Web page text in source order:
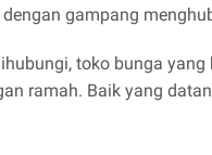
gampang
toko bunga
ramah. Baik yang